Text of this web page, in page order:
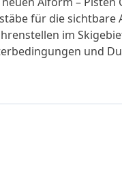
für die sichtbare
im
und